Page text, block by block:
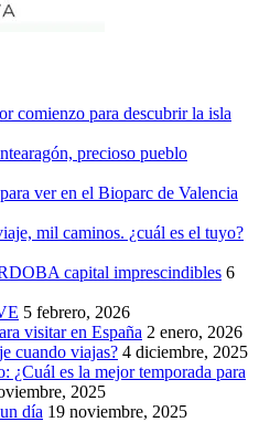
comienzo para descubrir la isla
precioso pueblo
ver en el Bioparc de Valencia
mil caminos. ¿cuál es el tuyo?
capital imprescindibles 6
5 febrero, 2026
visitar en España 2 enero, 2026
cuando viajas? 4 diciembre, 2025
¿Cuál es la mejor temporada para
2025
día 19 noviembre, 2025